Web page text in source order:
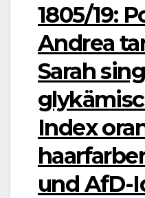
1805/19:
Andrea
Sarah
Index
und AfD-